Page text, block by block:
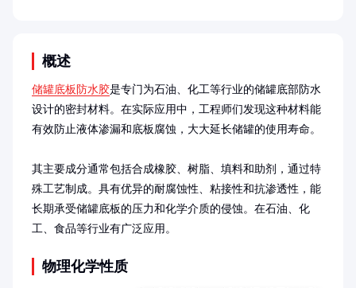
概述
储罐底板防水胶是专门为石油、化工等行业的储罐底部防水
设计的密封材料。在实际应用中，工程师们发现这种材料能
有效防止液体渗漏和底板腐蚀，大大延长储罐的使用寿命。
其主要成分通常包括合成橡胶、树脂、填料和助剂，通过特
殊工艺制成。具有优异的耐腐蚀性、粘接性和抗渗透性，能
长期承受储罐底板的压力和化学介质的侵蚀。在石油、化
工、食品等行业有广泛应用。
物理化学性质